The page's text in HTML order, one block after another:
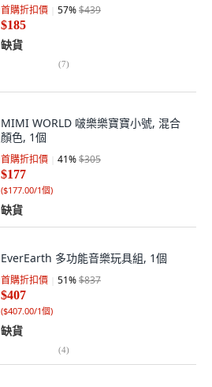
首購折扣價 57%$439
$185
缺貨
(7)
MIMI WORLD 啵樂樂寶寶小號, 混合
顏色, 1個
首購折扣價 41%$305
$177
($177.00/1個)
缺貨
EverEarth 多功能音樂玩具組, 1個
首購折扣價 51%$837
$407
($407.00/1個)
缺貨
(4)